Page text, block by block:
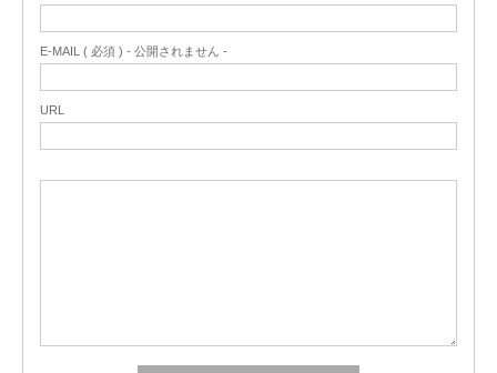
E-MAIL ( 必須 ) - 公開されません -
URL